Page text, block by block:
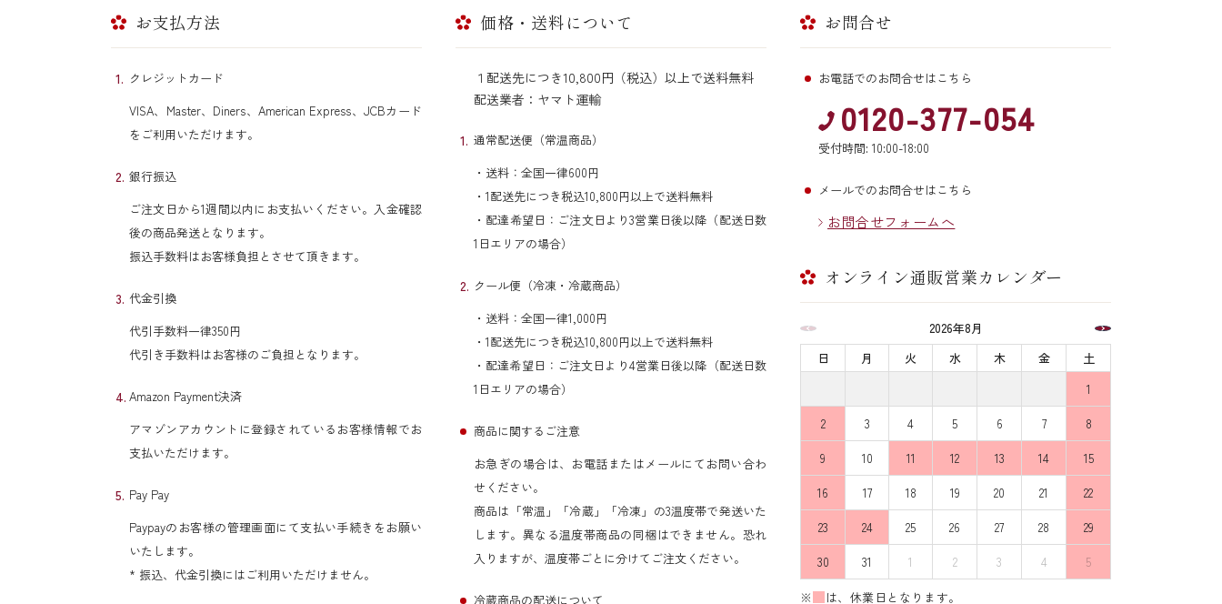
お支払方法
クレジットカード
VISA、Master、Diners、American Express、JCBカード
をご利用いただけます。
銀行振込
ご注文日から1週間以内にお支払いください。入金確認
後の商品発送となります。
振込手数料はお客様負担とさせて頂きます。
代金引換
代引手数料一律350円
代引き手数料はお客様のご負担となります。
Amazon Payment決済
アマゾンアカウントに登録されているお客様情報でお
支払いただけます。
Pay Pay
Paypayのお客様の管理画面にて支払い手続きをお願い
いたします。
* 振込、代金引換にはご利用いただけません。
価格・送料について
１配送先につき10,800円（税込）以上で送料無料
配送業者：ヤマト運輸
通常配送便（常温商品）
・送料：全国一律600円
・1配送先につき税込10,800円以上で送料無料
・配達希望日：ご注文日より3営業日後以降（配送日数
1日エリアの場合）
クール便（冷凍・冷蔵商品）
・送料：全国一律1,000円
・1配送先につき税込10,800円以上で送料無料
・配達希望日：ご注文日より4営業日後以降（配送日数
1日エリアの場合）
商品に関するご注意
お急ぎの場合は、お電話またはメールにてお問い合わ
せください。
商品は「常温」「冷蔵」「冷凍」の3温度帯で発送いた
します。異なる温度帯商品の同梱はできません。恐れ
入りますが、温度帯ごとに分けてご注文ください。
冷蔵商品の配送について
お問合せ
お電話でのお問合せはこちら
0120-377-054
受付時間: 10:00-18:00
メールでのお問合せはこちら
お問合せフォームへ
オンライン通販営業カレンダー
2026年8月
日
月 火 水 木 金
土
1
2
3 4 5 6 7
8
9
10 11 12 13 14
15
16
17 18 19 20 21
22
23
24 25 26 27 28
29
30
31 1 2 3 4 5
※ は、休業日となります。